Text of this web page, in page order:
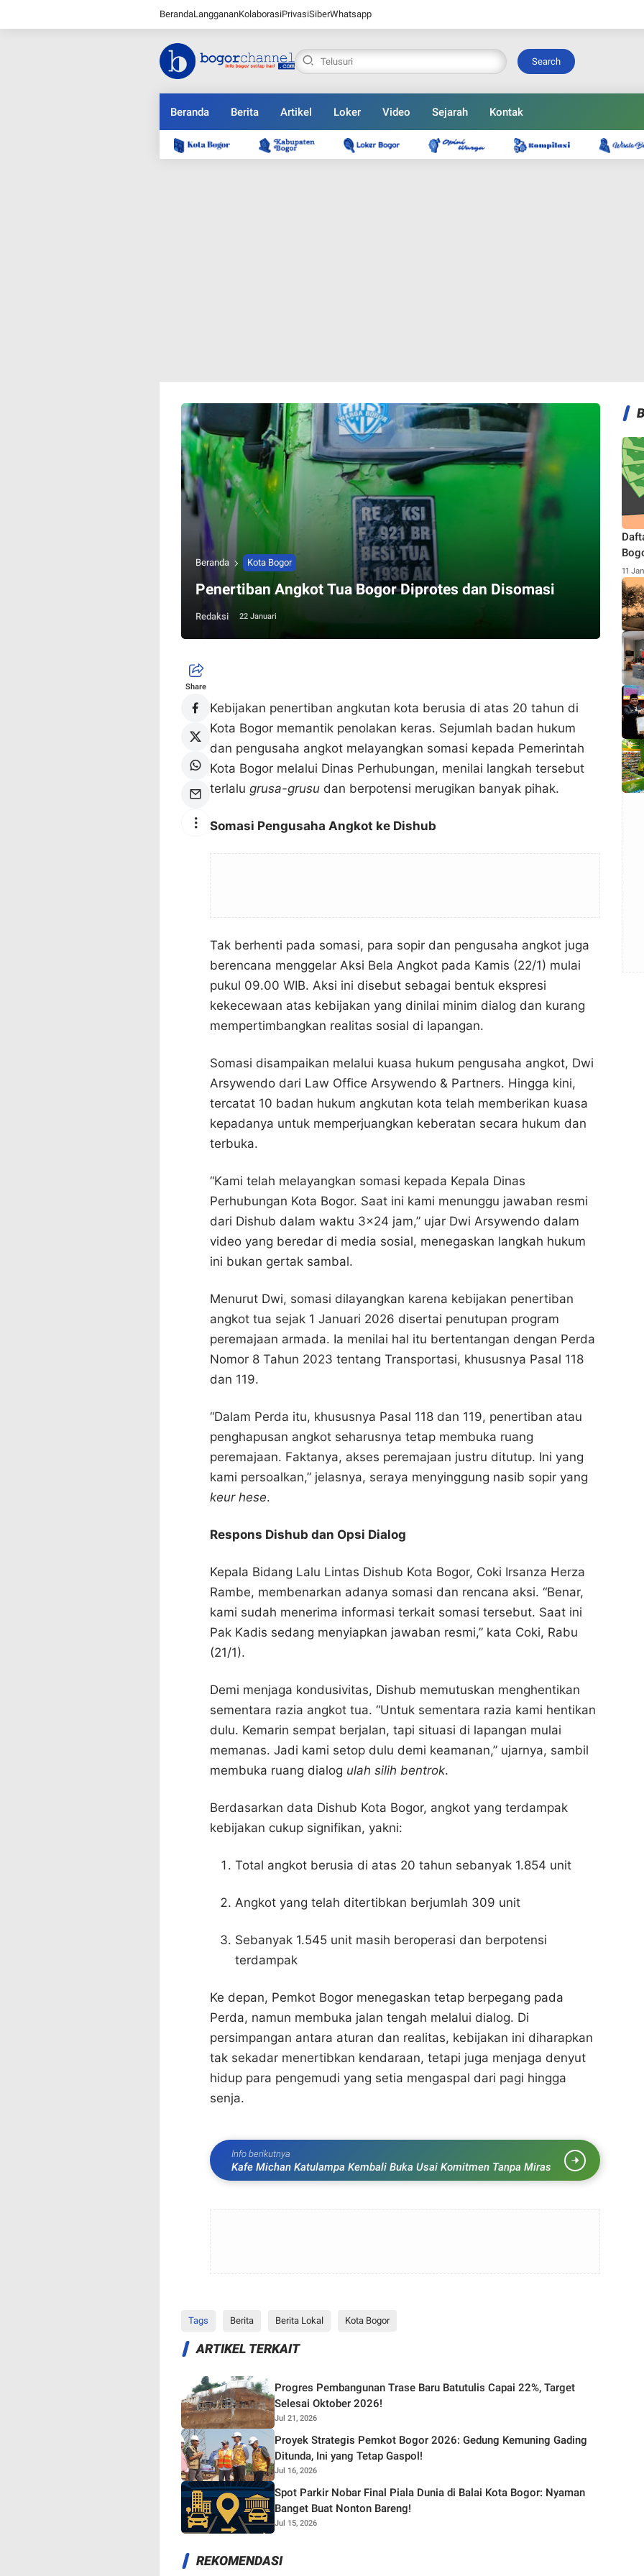
BerandaLanggananKolaborasiPrivasiSiberWhatsapp
Search
Beranda Berita Artikel Loker Video Sejarah Kontak
Beranda Kota Bogor
Penertiban Angkot Tua Bogor Diprotes dan Disomasi
Redaksi 22 Januari
Share
Kebijakan penertiban angkutan kota berusia di atas 20 tahun di
Kota Bogor memantik penolakan keras. Sejumlah badan hukum
dan pengusaha angkot melayangkan somasi kepada Pemerintah
Kota Bogor melalui Dinas Perhubungan, menilai langkah tersebut
terlalu grusa-grusu dan berpotensi merugikan banyak pihak.
Somasi Pengusaha Angkot ke Dishub
Tak berhenti pada somasi, para sopir dan pengusaha angkot juga
berencana menggelar Aksi Bela Angkot pada Kamis (22/1) mulai
pukul 09.00 WIB. Aksi ini disebut sebagai bentuk ekspresi
kekecewaan atas kebijakan yang dinilai minim dialog dan kurang
mempertimbangkan realitas sosial di lapangan.
Somasi disampaikan melalui kuasa hukum pengusaha angkot, Dwi
Arsywendo dari Law Office Arsywendo & Partners. Hingga kini,
tercatat 10 badan hukum angkutan kota telah memberikan kuasa
kepadanya untuk memperjuangkan keberatan secara hukum dan
terbuka.
“Kami telah melayangkan somasi kepada Kepala Dinas
Perhubungan Kota Bogor. Saat ini kami menunggu jawaban resmi
dari Dishub dalam waktu 3x24 jam,” ujar Dwi Arsywendo dalam
video yang beredar di media sosial, menegaskan langkah hukum
ini bukan gertak sambal.
Menurut Dwi, somasi dilayangkan karena kebijakan penertiban
angkot tua sejak 1 Januari 2026 disertai penutupan program
peremajaan armada. Ia menilai hal itu bertentangan dengan Perda
Nomor 8 Tahun 2023 tentang Transportasi, khususnya Pasal 118
dan 119.
“Dalam Perda itu, khususnya Pasal 118 dan 119, penertiban atau
penghapusan angkot seharusnya tetap membuka ruang
peremajaan. Faktanya, akses peremajaan justru ditutup. Ini yang
kami persoalkan,” jelasnya, seraya menyinggung nasib sopir yang
keur hese.
Respons Dishub dan Opsi Dialog
Kepala Bidang Lalu Lintas Dishub Kota Bogor, Coki Irsanza Herza
Rambe, membenarkan adanya somasi dan rencana aksi. “Benar,
kami sudah menerima informasi terkait somasi tersebut. Saat ini
Pak Kadis sedang menyiapkan jawaban resmi,” kata Coki, Rabu
(21/1).
Demi menjaga kondusivitas, Dishub memutuskan menghentikan
sementara razia angkot tua. “Untuk sementara razia kami hentikan
dulu. Kemarin sempat berjalan, tapi situasi di lapangan mulai
memanas. Jadi kami setop dulu demi keamanan,” ujarnya, sambil
membuka ruang dialog ulah silih bentrok.
Berdasarkan data Dishub Kota Bogor, angkot yang terdampak
kebijakan cukup signifikan, yakni:
Total angkot berusia di atas 20 tahun sebanyak 1.854 unit
Angkot yang telah ditertibkan berjumlah 309 unit
Sebanyak 1.545 unit masih beroperasi dan berpotensi
terdampak
Ke depan, Pemkot Bogor menegaskan tetap berpegang pada
Perda, namun membuka jalan tengah melalui dialog. Di
persimpangan antara aturan dan realitas, kebijakan ini diharapkan
tak sekadar menertibkan kendaraan, tetapi juga menjaga denyut
hidup para pengemudi yang setia mengaspal dari pagi hingga
senja.
Info berikutnya
Kafe Michan Katulampa Kembali Buka Usai Komitmen Tanpa Miras
Tags Berita Berita Lokal Kota Bogor
ARTIKEL TERKAIT
Progres Pembangunan Trase Baru Batutulis Capai 22%, Target
Selesai Oktober 2026!
Jul 21, 2026
Proyek Strategis Pemkot Bogor 2026: Gedung Kemuning Gading
Ditunda, Ini yang Tetap Gaspol!
Jul 16, 2026
Spot Parkir Nobar Final Piala Dunia di Balai Kota Bogor: Nyaman
Banget Buat Nonton Bareng!
Jul 15, 2026
REKOMENDASI
11